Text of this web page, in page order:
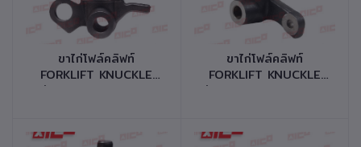
หยิบใส่ตะกร้า
ขาไก่โฟล์คลิฟท์
FORKLIFT KNUCKLE
รุ่น FD/FG20,25,30-
หยิบใส่ตะกร้า
ขาไก่โฟล์คลิฟท์
FORKLIFT KNUCKLE
รุ่น FD/FG20,25,30-11